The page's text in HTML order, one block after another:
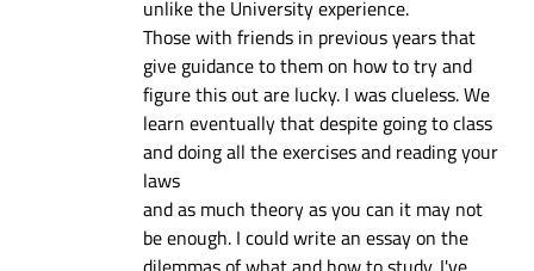
unlike the University experience.
Those with friends in previous years that
give guidance to them on how to try and
figure this out are lucky. I was clueless. We
learn eventually that despite going to class
and doing all the exercises and reading your
laws
and as much theory as you can it may not
be enough. I could write an essay on the